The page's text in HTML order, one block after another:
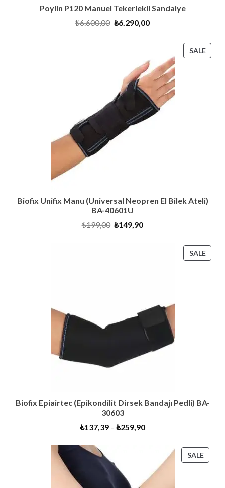
Poylin P120 Manuel Tekerlekli Sandalye
₺6.600,00 Original
₺6.290,00Current
₺6.290,00. SALE
ON
Biofix Unifix Manu (Universal Neopren El Bilek Ateli)
BA-40601U
₺199,00 Original
₺149,90Current
SALE
ON
Biofix Epiairtec (Epikondilit Dirsek Bandajı Pedli) BA-
30603
₺137,39 – ₺259,90
SALE
ON